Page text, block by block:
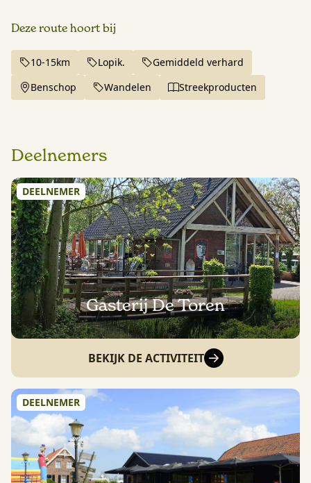
Deze route hoort bij
10-15km Lopik.
Gemiddeld verhard
Benschop
Wandelen Streekproducten
Deelnemers
DEELNEMER
Gasterij De Toren
BEKIJK DE ACTIVITEIT
DEELNEMER